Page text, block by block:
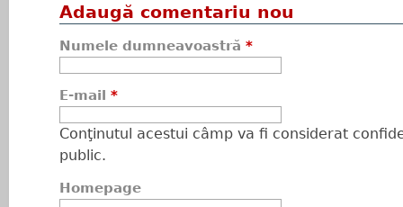
Adaugă comentariu nou
Numele dumneavoastră *
E-mail *
Conţinutul acestui câmp va fi considerat
public.
Homepage